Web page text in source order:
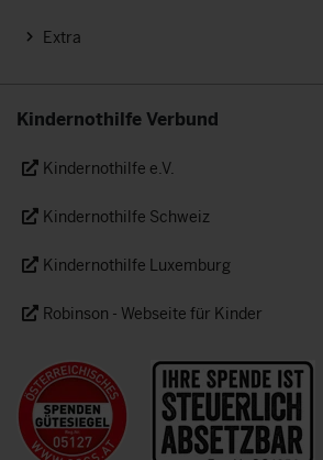
Extra
Kindernothilfe Verbund
Kindernothilfe e.V.
Kindernothilfe Schweiz
Kindernothilfe Luxemburg
Robinson - Webseite für Kinder